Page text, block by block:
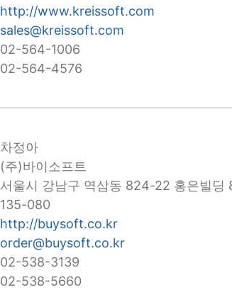
http://www.kreissoft.com
sales@kreissoft.com
02-564-1006
02-564-4576
차정아
(주)바이소프트
서울시 강남구 역삼동 824-22 홍은빌딩
135-080
http://buysoft.co.kr
order@buysoft.co.kr
02-538-3139
02-538-5660